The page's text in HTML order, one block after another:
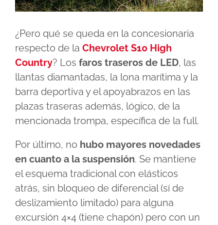
¿Pero qué se queda en la concesionaria
respecto de la Chevrolet S10 High
Country? Los faros traseros de LED, las
llantas diamantadas, la lona marítima y la
barra deportiva y el apoyabrazos en las
plazas traseras además, lógico, de la
mencionada trompa, específica de la full.
Por último, no hubo mayores novedades
en cuanto a la suspensión. Se mantiene
el esquema tradicional con elásticos
atrás, sin bloqueo de diferencial (sí de
deslizamiento limitado) para alguna
excursión 4×4 (tiene chapón) pero con un